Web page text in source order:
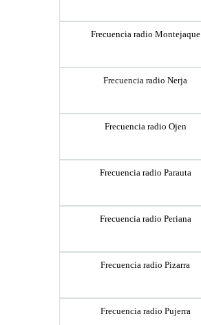
Frecuencia radio Montejaque
Frecuencia radio Nerja
Frecuencia radio Ojen
Frecuencia radio Parauta
Frecuencia radio Periana
Frecuencia radio Pizarra
Frecuencia radio Pujerra